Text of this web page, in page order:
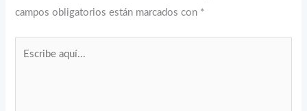
campos obligatorios están marcados con *